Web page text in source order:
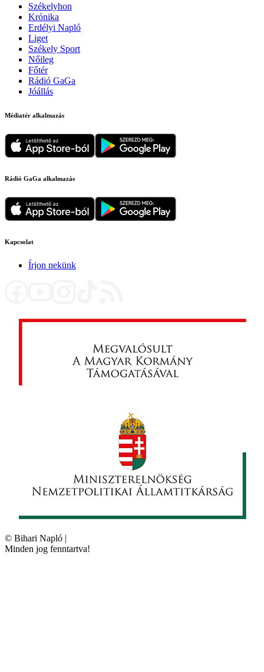
Székelyhon
Krónika
Erdélyi Napló
Liget
Székely Sport
Nőileg
Főtér
Rádió GaGa
Jóállás
Médiatér alkalmazás
Rádió GaGa alkalmazás
Kapcsolat
Írjon nekünk
© Bihari Napló |
Minden jog fenntartva!